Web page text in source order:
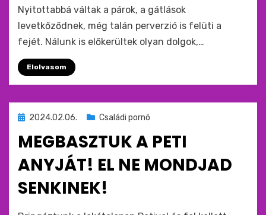
Nyitottabbá váltak a párok, a gátlások
levetkőződnek, még talán perverzió is felüti a
fejét. Nálunk is előkerültek olyan dolgok,…
Elolvasom
Beküldve
2024.02.06. Családi pornó
MEGBASZTUK A PETI
ANYJÁT! EL NE MONDJAD
SENKINEK!
by monkey